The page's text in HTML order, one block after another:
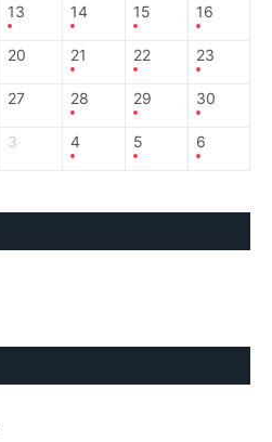
13 14 15 16
20 21 22 23
27 28 29 30
3 4 5 6